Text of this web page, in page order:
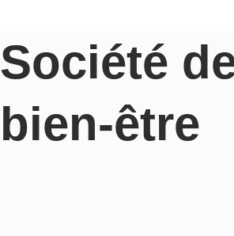
Société
bien-être